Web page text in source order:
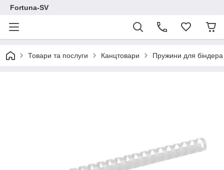
Fortuna-SV
Товари та послуги Канцтовари Пружини для біндера